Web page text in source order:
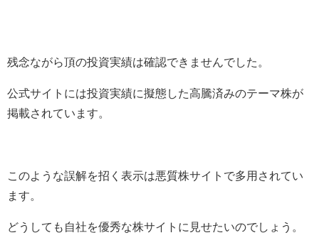
残念ながら頂の投資実績は確認できませんでした。
公式サイトには投資実績に擬態した高騰済みのテーマ株が
掲載されています。
このような誤解を招く表示は悪質株サイトで多用されてい
ます。
どうしても自社を優秀な株サイトに見せたいのでしょう。